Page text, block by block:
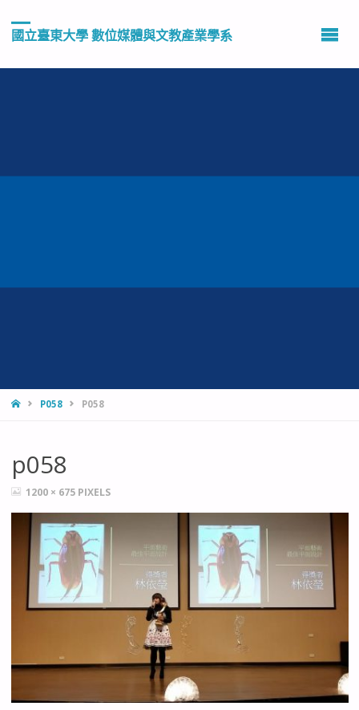
國立臺東大學 數位媒體與文教產業學系
HOMEP058 P058
p058
FULL1200 × 675 PIXELS